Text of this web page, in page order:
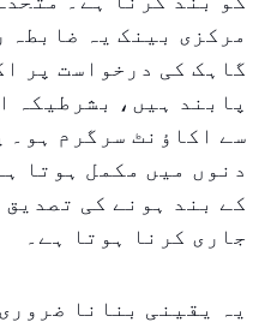
مرکزی بینک یہ ضابطہ
گاہک کی درخواست پر
پابند ہیں، بشرطیکہ
سے اکاؤنٹ سرگرم ہو۔
دنوں میں مکمل ہوتا
کے بند ہونے کی تصدیق
جاری کرنا ہوتا ہے۔
یہ یقینی بنانا